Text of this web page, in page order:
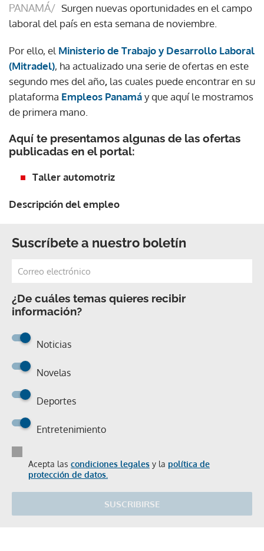
PANAMÁ/ Surgen nuevas oportunidades en el campo
laboral del país en esta semana de noviembre.
Por ello, el Ministerio de Trabajo y Desarrollo Laboral
(Mitradel), ha actualizado una serie de ofertas en este
segundo mes del año, las cuales puede encontrar en su
plataforma Empleos Panamáy que aquí le mostramos
de primera mano.
Aquí te presentamos algunas de las ofertas
publicadas en el portal:
Taller automotriz
Descripción del empleo
Suscríbete a nuestro boletín
¿De cuáles temas quieres recibir
información?
Noticias
Novelas
Deportes
Entretenimiento
Acepta las condiciones legales y la política de
protección de datos.
SUSCRIBIRSE